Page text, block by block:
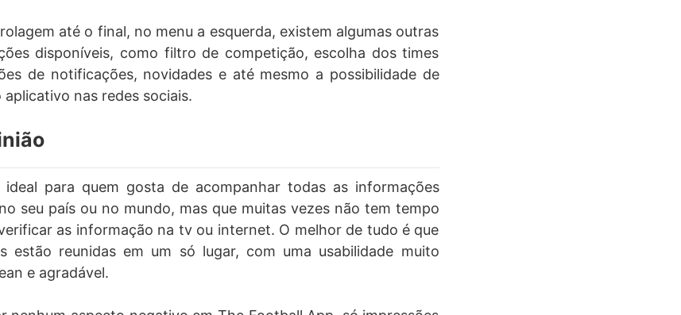
até o final, no menu a esquerda, existem algumas outras
disponíveis, como filtro de competição, escolha dos times
de notificações, novidades e até mesmo a possibilidade de
nas redes sociais.
para quem gosta de acompanhar todas as informações
seu país ou no mundo, mas que muitas vezes não tem tempo
as informação na tv ou internet. O melhor de tudo é que
estão reunidas em um só lugar, com uma usabilidade muito
e agradável.